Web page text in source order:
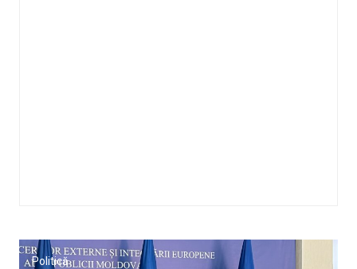
Politică